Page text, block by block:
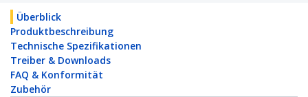
Überblick
Produktbeschreibung
Technische Spezifikationen
Treiber & Downloads
FAQ & Konformität
Zubehör